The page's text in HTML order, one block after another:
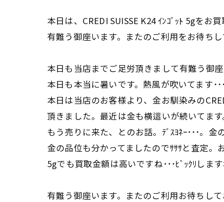
本日は、CREDI SUISSE K24 ｲﾝｺﾞｯﾄ 5gをお
有難う御座います。またのご利用をお待ちし
本日も当店までご足労頂きまして有難う御座
本日も本当に暑いです。熱風が吹いてます･･
本日は当店のお客様より、金お馴染みの
頂きました。最近は金も横這いが続いてます
もう売りに来た、とのお話。ﾃﾞｽﾖﾈｰ･･･。金
金の品位も分かってましたのでｻｻｻと査定
5gでも買取金額は高いですね･･･ﾋﾞｯｸﾘします
有難う御座います。またのご利用お待ちして